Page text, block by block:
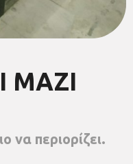
ΜΑΖΙ
να περιορίζει.